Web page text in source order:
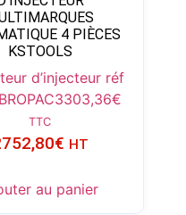
4 PIÈCES
KSTOOLS
d’injecteur réf
3303,36€
TTC
€ HT
au panier